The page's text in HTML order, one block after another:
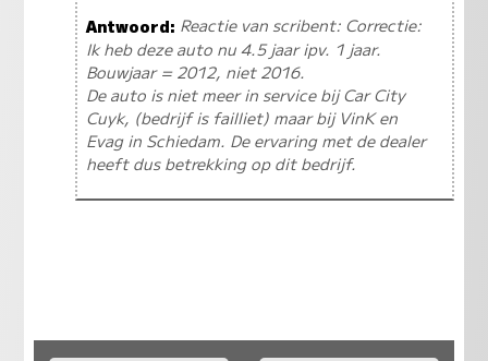
Antwoord: Reactie van scribent: Correctie:
Ik heb deze auto nu 4.5 jaar ipv. 1 jaar.
Bouwjaar = 2012, niet 2016.
De auto is niet meer in service bij Car City
Cuyk, (bedrijf is failliet) maar bij VinK en
Evag in Schiedam. De ervaring met de dealer
heeft dus betrekking op dit bedrijf.